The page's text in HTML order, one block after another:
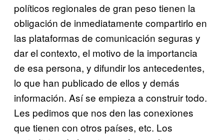
políticos regionales de gran peso tienen la
obligación de inmediatamente compartirlo en
las plataformas de comunicación seguras y
dar el contexto, el motivo de la importancia
de esa persona, y difundir los antecedentes,
lo que han publicado de ellos y demás
información. Así se empieza a construir todo.
Les pedimos que nos den las conexiones
que tienen con otros países, etc. Los